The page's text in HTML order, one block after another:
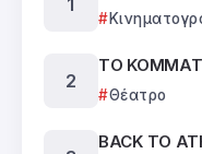
ΤΟ
Θέατρο
BACK TO